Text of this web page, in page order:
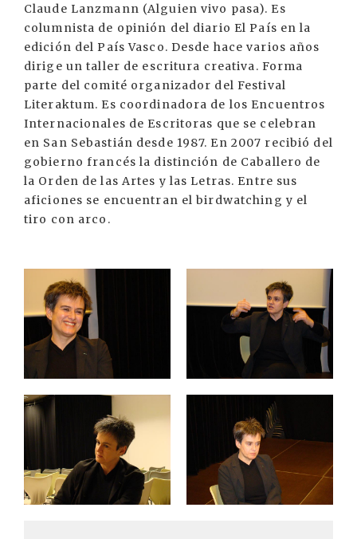
Claude Lanzmann (Alguien vivo pasa). Es
columnista de opinión del diario El País en la
edición del País Vasco. Desde hace varios años
dirige un taller de escritura creativa. Forma
parte del comité organizador del Festival
Literaktum. Es coordinadora de los Encuentros
Internacionales de Escritoras que se celebran
en San Sebastián desde 1987. En 2007 recibió del
gobierno francés la distinción de Caballero de
la Orden de las Artes y las Letras. Entre sus
aficiones se encuentran el birdwatching y el
tiro con arco.